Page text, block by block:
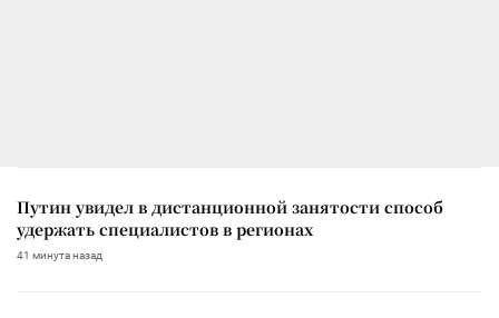
Путин увидел в дистанционной занятости способ
удержать специалистов в регионах
41 минута назад